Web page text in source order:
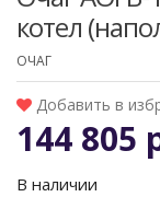
котел
ОЧАГ
Добавить в
144 805
В наличии